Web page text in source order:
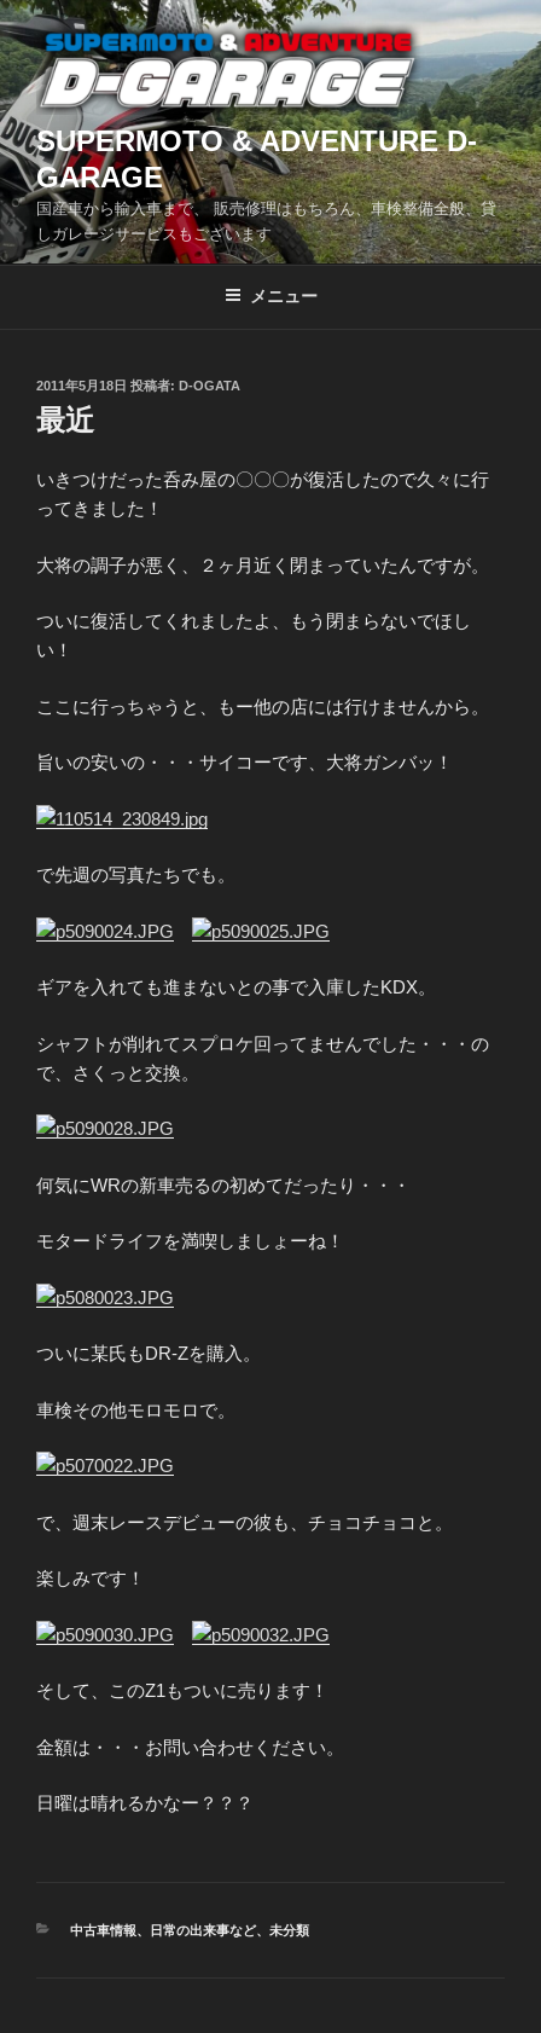
コ
ン
テ
ン
ツ
へ
ス
キ
ッ
SUPERMOTO & ADVENTURE D-
GARAGE
国産車から輸入車まで、 販売修理はもちろん、車検整備全般、貸
しガレージサービスもございます
メニュー
投
稿
日:
2011年5月18日 投稿者: D-OGATA
最近
いきつけだった呑み屋の〇〇〇が復活したので久々に行
ってきました！
大将の調子が悪く、２ヶ月近く閉まっていたんですが。
ついに復活してくれましたよ、もう閉まらないでほし
い！
ここに行っちゃうと、もー他の店には行けませんから。
旨いの安いの・・・サイコーです、大将ガンバッ！
で先週の写真たちでも。
ギアを入れても進まないとの事で入庫したKDX。
シャフトが削れてスプロケ回ってませんでした・・・の
で、さくっと交換。
何気にWRの新車売るの初めてだったり・・・
モタードライフを満喫しましょーね！
ついに某氏もDR-Zを購入。
車検その他モロモロで。
で、週末レースデビューの彼も、チョコチョコと。
楽しみです！
そして、このZ1もついに売ります！
金額は・・・お問い合わせください。
日曜は晴れるかなー？？？
カ
中古車情報、 日常の出来事など、 未分類